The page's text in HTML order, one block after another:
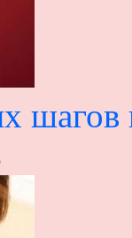
шагов